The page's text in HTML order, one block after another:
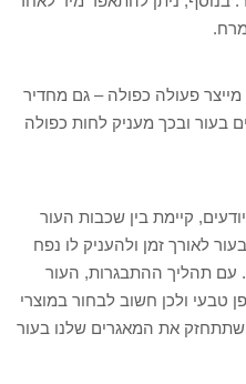
פעולה כפולה – גם מחדיר
בעור ובכך מעניק לחות כפולה
קיימת בין שכבות העור
לאורך זמן ולהעניק לו נפח
עם תהליך ההתבגרות, העור
טבעי ולכן חשוב לבחור במוצרי
שתתחזק את המאגרים שלנו בעור